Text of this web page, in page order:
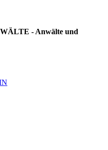
- Anwälte und